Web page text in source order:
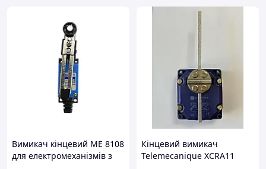
Вимикач кінцевий МЕ 8108
для електромеханізмів з
Кінцевий вимикач
Telemecanique XCRA11